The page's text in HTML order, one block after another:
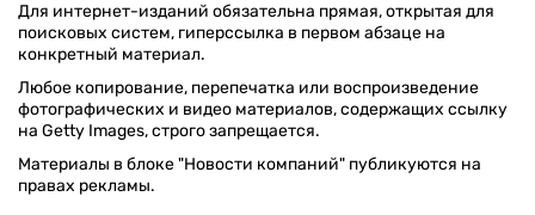
Для интернет-изданий обязательна прямая, открытая для
поисковых систем, гиперссылка в первом абзаце на
конкретный материал.
Любое копирование, перепечатка или воспроизведение
фотографических и видео материалов, содержащих ссылку
на Getty Images, строго запрещается.
Материалы в блоке "Новости компаний" публикуются на
правах рекламы.